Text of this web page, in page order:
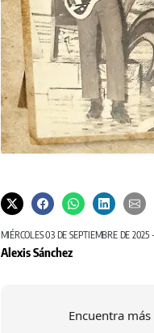
MIÉRCOLES 03 DE SEPTIEMBRE DE
Alexis Sánchez
Encuentra